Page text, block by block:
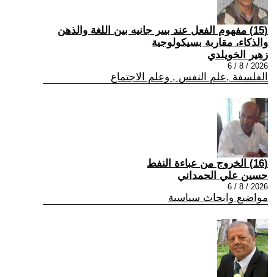
(15) مفهوم الفعل عند بيير جانيه بين اللغة والذهن
والذكاء، مقاربة بسيكولوجية
زهير الخويلدي
2026 / 8 / 6
الفلسفة ,علم النفس , وعلم الاجتماع
(16) الخروج من عباءة النفط
حسين علي الحمداني
2026 / 8 / 6
مواضيع وابحاث سياسية